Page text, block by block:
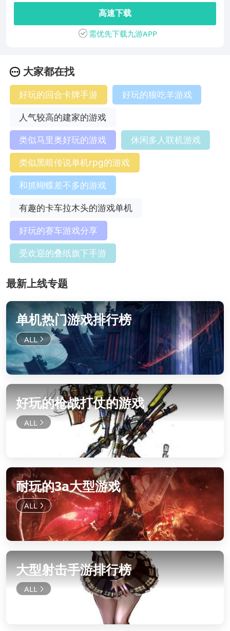
高速下载
需优先下载九游APP
大家都在找
好玩的回合卡牌手游
好玩的狼吃羊游戏
人气较高的建家的游戏
类似马里奥好玩的游戏
休闲多人联机游戏
类似黑暗传说单机rpg的游戏
和抓蝴蝶差不多的游戏
有趣的卡车拉木头的游戏单机
好玩的赛车游戏分享
受欢迎的叠纸旗下手游
最新上线专题
单机热门游戏排行榜
好玩的枪战打仗的游戏
耐玩的3a大型游戏
大型射击手游排行榜